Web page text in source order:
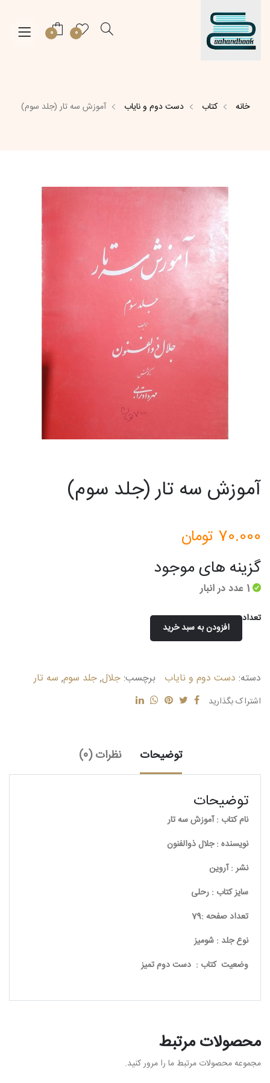
0
0
خانه کتاب دست دوم و نایاب آموزش سه تار (جلد سوم)
آموزش سه تار (جلد سوم)
70.000 تومان
گزینه های موجود
تعداد
(جلد
عدد
افزودن به سبد خرید
دسته: دست دوم و نایاب برچسب:جلال,جلد سوم, سه تار
اشتراک بگذارید
توضیحات نظرات (0)
توضیحات
نام کتاب : آموزش سه تار
نویسنده : جلال ذوالفنون
نشر : آروین
سایز کتاب : رحلی
تعداد صفحه :79
نوع جلد : شومیز
وضعیت کتاب : دست دوم تمیز
محصولات مرتبط
مجموعه محصولات مرتبط ما را مرور کنید.